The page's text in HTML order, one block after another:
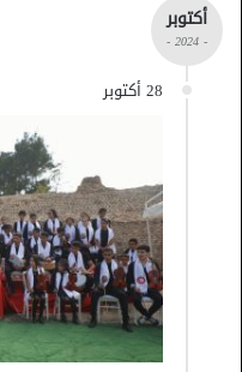
أكتوبر
- 2024 -
28 أكتوبر